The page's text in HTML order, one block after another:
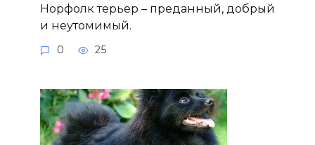
Норфолк терьер – преданный, добрый
и неутомимый.
0 25